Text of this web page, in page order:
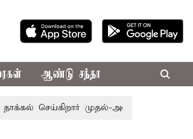
ஆண்டு சந்தா
முதல்-அமைச்சர் ரங்கசாமி